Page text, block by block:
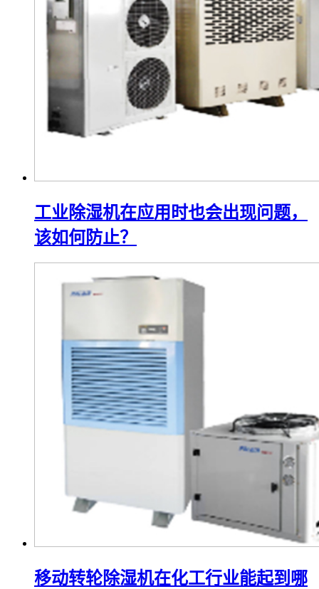
工业除湿机在应用时也会出现问题，
该如何防止？
移动转轮除湿机在化工行业能起到哪